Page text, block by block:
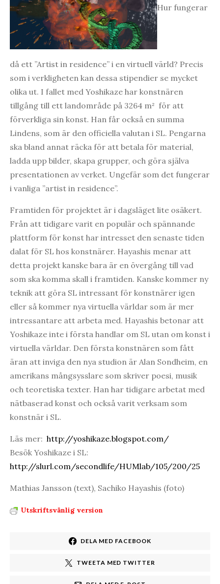
Hur fungerar
då ett ”Artist in residence” i en virtuell värld? Precis
som i verkligheten kan dessa stipendier se mycket
olika ut. I fallet med Yoshikaze har konstnären
tillgång till ett landområde på 3264 m² för att
förverkliga sin konst. Han får också en summa
Lindens, som är den officiella valutan i SL. Pengarna
ska bland annat räcka för att betala för material,
ladda upp bilder, skapa grupper, och göra själva
presentationen av verket. Ungefär som det fungerar
i vanliga ”artist in residence”.
Framtiden för projektet är i dagsläget lite osäkert.
Från att tidigare varit en populär och spännande
plattform för konst har intresset den senaste tiden
dalat för SL hos konstnärer. Hayashis menar att
detta projekt kanske bara är en övergång till vad
som ska komma skall i framtiden. Kanske kommer ny
teknik att göra SL intressant för konstnärer igen
eller så kommer nya virtuella världar som är mer
intressantare att arbeta med. Hayashis betonar att
Yoshikaze inte i första handlar om SL utan om konst i
virtuella världar. Den första konstnären som fått
äran att inviga den nya studion är Alan Sondheim, en
amerikans mångsysslare som skriver poesi, musik
och teoretiska texter. Han har tidigare arbetat med
nätbaserad konst och också varit verksam som
konstnär i SL.
Läs mer: http://yoshikaze.blogspot.com/
Besök Yoshikaze i SL:
http://slurl.com/secondlife/HUMlab/105/200/25
Mathias Jansson (text), Sachiko Hayashis (foto)
Utskriftsvänlig version
DELA MED FACEBOOK
TWEETA MED TWITTER